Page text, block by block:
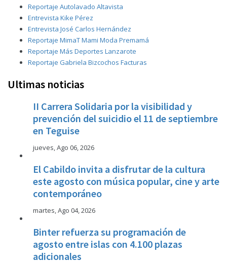
Reportaje Autolavado Altavista
Entrevista Kike Pérez
Entrevista José Carlos Hernández
Reportaje MimaT Mami Moda Premamá
Reportaje Más Deportes Lanzarote
Reportaje Gabriela Bizcochos Facturas
Ultimas noticias
II Carrera Solidaria por la visibilidad y
prevención del suicidio el 11 de septiembre
en Teguise
jueves, Ago 06, 2026
El Cabildo invita a disfrutar de la cultura
este agosto con música popular, cine y arte
contemporáneo
martes, Ago 04, 2026
Binter refuerza su programación de
agosto entre islas con 4.100 plazas
adicionales